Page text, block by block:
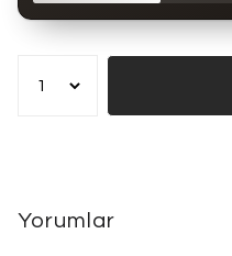
Yorumlar